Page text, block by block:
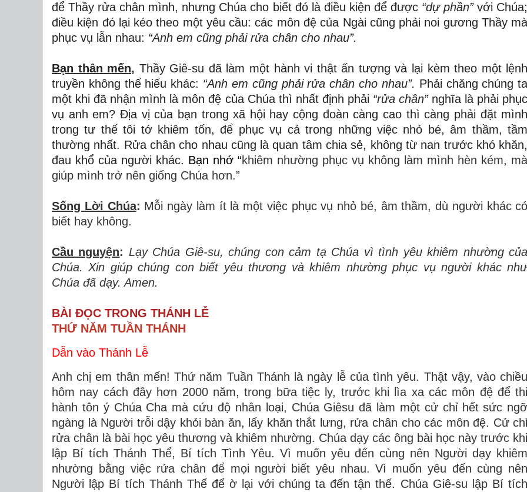
để Thầy rửa chân mình, nhưng Chúa cho biết đó là điều kiện để được “dự phần”với Chúa;
điều kiện đó lại kéo theo một yêu cầu: các môn đệ của Ngài cũng phải noi gương Thầy mà
phục vụ lẫn nhau: “Anh em cũng phải rửa chân cho nhau”.
Bạn thân mến, Thầy Giê-su đã làm một hành vi thật ấn tượng và lại kèm theo một lệnh
truyền không thể hiểu khác: “Anh em cũng phải rửa chân cho nhau”. Phải chăng chúng ta
một khi đã nhận mình là môn đệ của Chúa thì nhất định phải “rửa chân” nghĩa là phải phục
vụ anh em? Địa vị của bạn trong xã hội hay cộng đoàn càng cao thì càng phải đặt mình
trong tư thế tôi tớ khiêm tốn, để phục vụ cả trong những việc nhỏ bé, âm thầm, tầm
thường nhất. Rửa chân cho nhau cũng là quan tâm chia sẻ, không từ nan trước khó khăn,
đau khổ của người khác. Bạn nhớ “khiêm nhường phục vụ không làm mình hèn kém, mà
giúp mình trở nên giống Chúa hơn.”
Sống Lời Chúa: Mỗi ngày làm ít là một việc phục vụ nhỏ bé, âm thầm, dù người khác có
biết hay không.
Cầu nguyện: Lạy Chúa Giê-su, chúng con cảm tạ Chúa vì tình yêu khiêm nhường của
Chúa. Xin giúp chúng con biết yêu thương và khiêm nhường phục vụ người khác như
Chúa đã dạy. Amen.
BÀI ĐỌC TRONG THÁNH LỄ
THỨ NĂM TUẦN THÁNH
Dẫn vào Thánh Lễ
Anh chị em thân mến! Thứ năm Tuần Thánh là ngày lễ của tình yêu. Thật vậy, vào chiều
hôm nay cách đây hơn 2000 năm, trong bữa tiệc ly, trước khi lìa xa các môn đệ để thi
hành tôn ý Chúa Cha mà cứu độ nhân loại, Chúa Giêsu đã làm một cử chỉ hết sức ngỡ
ngàng là Người trỗi dậy khỏi bàn ăn, lấy khăn thắt lưng, rửa chân cho các môn đệ. Cử chỉ
rửa chân là bài học yêu thương và khiêm nhường. Chúa dạy các ông bài học này trước khi
lập Bí tích Thánh Thể, Bí tích Tình Yêu. Vì muốn yêu đến cùng nên Người dạy khiêm
nhường bằng việc rửa chân để mọi người biết yêu nhau. Vì muốn yêu đến cùng nên
Người lập Bí tích Thánh Thể để ờ lại với chúng ta đến tận thế. Chúa Giê-su lập Bí tích